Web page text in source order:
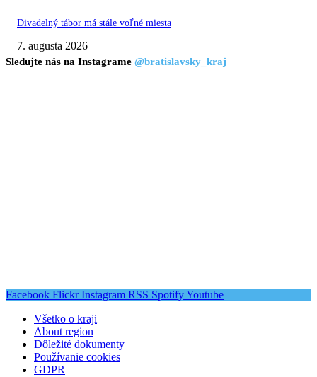
Divadelný tábor má stále voľné miesta
7. augusta 2026
Sledujte nás na Instagrame @bratislavsky_kraj
Facebook Flickr Instagram RSS SpotifyYoutube
Všetko o kraji
About region
Dôležité dokumenty
Používanie cookies
GDPR